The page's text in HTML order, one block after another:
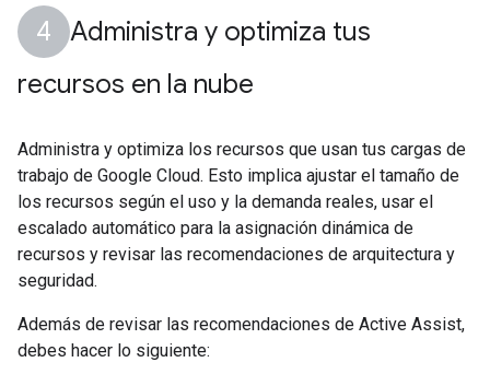
Administra y optimiza tus
recursos en la nube
Administra y optimiza los recursos que usan tus cargas de
trabajo de Google Cloud. Esto implica ajustar el tamaño de
los recursos según el uso y la demanda reales, usar el
escalado automático para la asignación dinámica de
recursos y revisar las recomendaciones de arquitectura y
seguridad.
Además de revisar las recomendaciones de Active Assist,
debes hacer lo siguiente: